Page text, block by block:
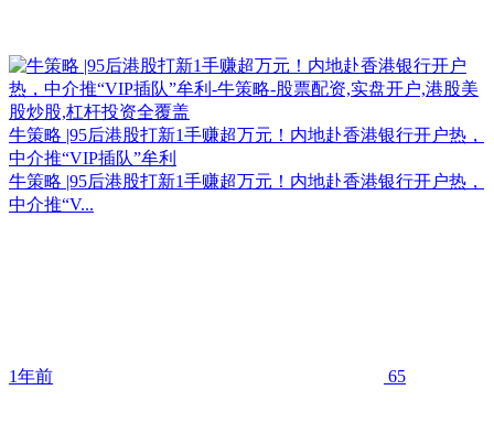
牛策略 |95后港股打新1手赚超万元！内地赴香港银行开户热，
中介推“VIP插队”牟利
牛策略 |95后港股打新1手赚超万元！内地赴香港银行开户热，
中介推“V...
1年前 65